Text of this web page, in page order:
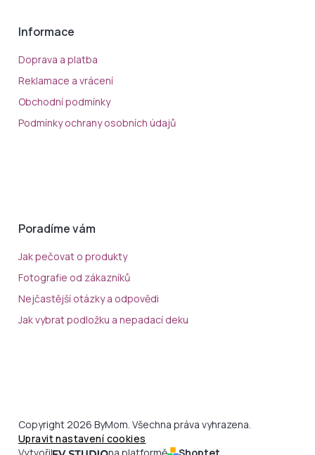
Informace
Doprava a platba
Reklamace a vrácení
Obchodní podmínky
Podmínky ochrany osobních údajů
Poradíme vám
Jak pečovat o produkty
Fotografie od zákazníků
Nejčastější otázky a odpovědi
Jak vybrat podložku a nepadací deku
Copyright 2026 ByMom. Všechna práva vyhrazena.
Upravit nastavení cookies